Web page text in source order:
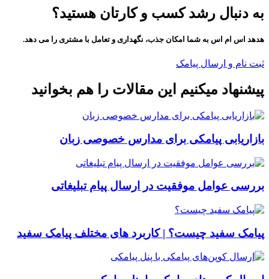
به دنبال رشد کسب و کارتان هستید؟
هدهد اس ام اس به شما امکان جذب، نگهداری و تعامل با مشتری را می دهد.
ثبت نام و ارسال پیامک
پیشنهاد میکنیم این مقالات را هم بخوانید
بازاریابی پیامکی برای مدارس خصوصی زبان
بررسی عوامل موفقیت در ارسال پیام تبلیغاتی
پیامک سفید چیست؟ | کاربرد های مختلف پیامک سفید